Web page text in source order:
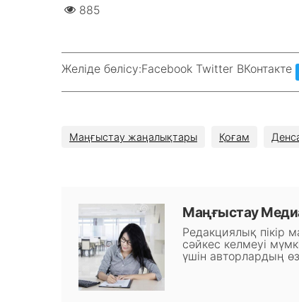
885
Желіде бөлісу:Facebook Twitter ВКонтакте
Маңғыстау жаңалықтары Қоғам
Маңғыстау
Редакциялық пікір
сәйкес келмеуі
үшін авторлардың